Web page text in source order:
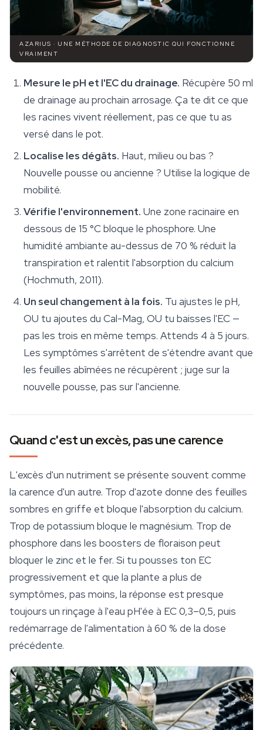
AZARIUS · UNE MÉTHODE DE DIAGNOSTIC QUI FONCTIONNE
VRAIMENT
Mesure le pH et l'EC du drainage. Récupère 50 ml
de drainage au prochain arrosage. Ça te dit ce que
les racines vivent réellement, pas ce que tu as
versé dans le pot.
Localise les dégâts. Haut, milieu ou bas ?
Nouvelle pousse ou ancienne ? Utilise la logique de
mobilité.
Vérifie l'environnement. Une zone racinaire en
dessous de 15 °C bloque le phosphore. Une
humidité ambiante au-dessus de 70 % réduit la
transpiration et ralentit l'absorption du calcium
(Hochmuth, 2011).
Un seul changement à la fois. Tu ajustes le pH,
OU tu ajoutes du Cal-Mag, OU tu baisses l'EC —
pas les trois en même temps. Attends 4 à 5 jours.
Les symptômes s'arrêtent de s'étendre avant que
les feuilles abîmées ne récupèrent ; juge sur la
nouvelle pousse, pas sur l'ancienne.
Quand c'est un excès, pas une carence
L'excès d'un nutriment se présente souvent comme
la carence d'un autre. Trop d'azote donne des feuilles
sombres en griffe et bloque l'absorption du calcium.
Trop de potassium bloque le magnésium. Trop de
phosphore dans les boosters de floraison peut
bloquer le zinc et le fer. Si tu pousses ton EC
progressivement et que la plante a plus de
symptômes, pas moins, la réponse est presque
toujours un rinçage à l'eau pH'ée à EC 0,3–0,5, puis
redémarrage de l'alimentation à 60 % de la dose
précédente.